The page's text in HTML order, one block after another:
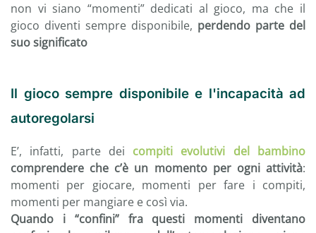
non vi siano “momenti” dedicati al gioco, ma che il
gioco diventi sempre disponibile, perdendo parte del
suo significato
Il gioco sempre disponibile e l'incapacità ad
autoregolarsi
E’, infatti, parte dei compiti evolutivi del bambino
comprendere che c’è un momento per ogni attività:
momenti per giocare, momenti per fare i compiti,
momenti per mangiare e così via.
Quando i “confini” fra questi momenti diventano